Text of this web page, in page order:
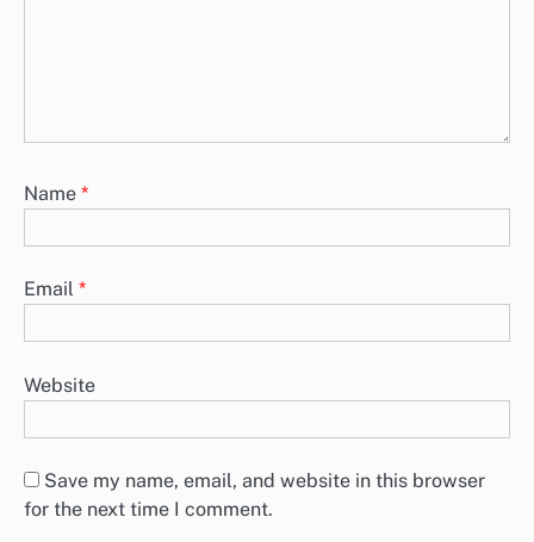
Name *
Email *
Website
Save my name, email, and website in this browser
for the next time I comment.